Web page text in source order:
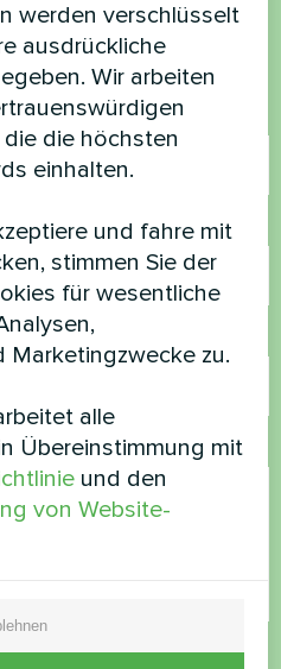
und wir werden Ihnen
werden verschlüsselt
ausdrückliche
Wir arbeiten
die die höchsten
einhalten.
und fahre mit
stimmen Sie der
für wesentliche
Marketingzwecke zu.
alle
Übereinstimmung mit
und den
von Website-